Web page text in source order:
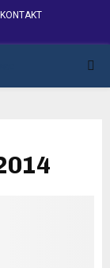
KONTAKT